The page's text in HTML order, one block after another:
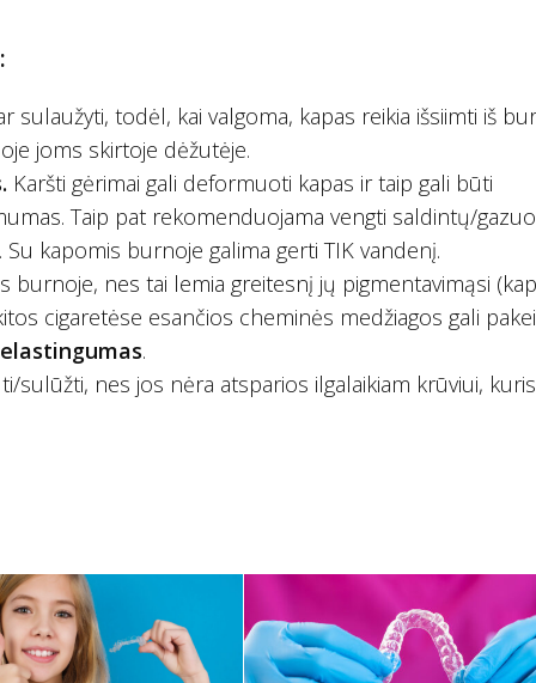
sulaužyti, todėl, kai valgoma, kapas reikia išsiimti iš
joms skirtoje dėžutėje.
Karšti gėrimai gali deformuoti kapas ir taip gali būti
Taip pat rekomenduojama vengti saldintų/
kapomis burnoje galima gerti TIK vandenį.
nes tai lemia greitesnį jų pigmentavimąsi
cigaretėse esančios cheminės medžiagos gali
.
sulūžti, nes jos nėra atsparios ilgalaikiam krūviui, kuris